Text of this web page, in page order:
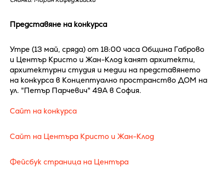
Представяне на конкурса
Утре (13 май, сряда) от 18:00 часа Община Габрово
и Център Кристо и Жан-Клод канят архитекти,
архитектурни студия и медии на представянето
на конкурса в Концептуално пространство ДОМ на
ул. "Петър Парчевич" 49А в София.
Сайт на конкурса
Сайт на Центъра Кристо и Жан-Клод
Фейсбук страница на Центъра